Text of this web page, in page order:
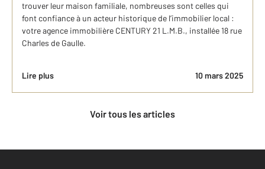
trouver leur maison familiale, nombreuses sont celles qui
font confiance à un acteur historique de l’immobilier local :
votre agence immobilière CENTURY 21 L.M.B., installée 18 rue
Charles de Gaulle.
Lire plus 10 mars 2025
Voir tous les articles